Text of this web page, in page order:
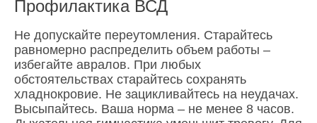
Профилактика ВСД
Не допускайте переутомления. Старайтесь
равномерно распределить объем работы –
избегайте авралов. При любых
обстоятельствах старайтесь сохранять
хладнокровие. Не зацикливайтесь на неудачах.
Высыпайтесь. Ваша норма – не менее 8 часов.